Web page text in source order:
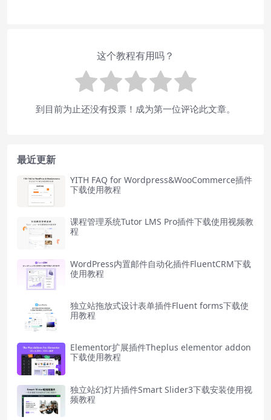
这个教程有用吗？
到目前为止还没有投票！成为第一位评论此文章。
最近更新
YITH FAQ for Wordpress&WooCommerce插件
下载使用教程
课程管理系统Tutor LMS Pro插件下载使用视频教
程
WordPress内置邮件自动化插件FluentCRM下载
使用教程
独立站拖放式设计表单插件Fluent forms下载使
用教程
Elementor扩展插件Theplus elementor addon
下载使用教程
独立站幻灯片插件Smart Slider3下载安装使用视
频教程